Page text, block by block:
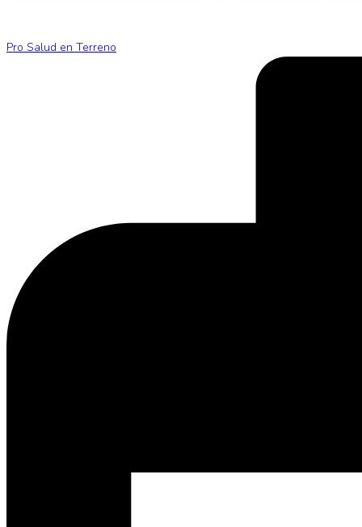
Pro Salud en Terreno